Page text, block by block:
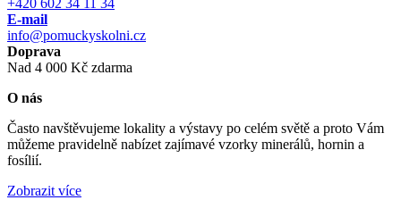
E-mail
info@pomuckyskolni.cz
Doprava
Nad 4 000 Kč zdarma
O nás
Často navštěvujeme lokality a výstavy po celém světě a proto Vám
můžeme pravidelně nabízet zajímavé vzorky minerálů, hornin a
fosílií.
Zobrazit více